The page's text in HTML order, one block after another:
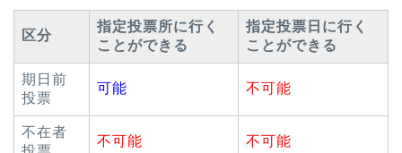
区分
指定投票所に行く
ことができる
指定投票日に行く
ことができる
期日前
投票
可能 不可能
不在者
不可能 不可能